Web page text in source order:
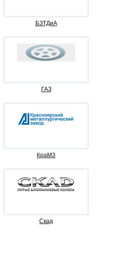
БЗТДиА
ГАЗ
КраМЗ
Скад